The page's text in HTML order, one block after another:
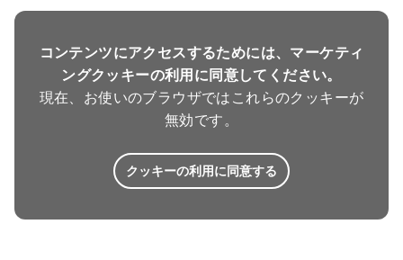
コンテンツにアクセスするためには、マーケティ
ングクッキーの利用に同意してください。
現在、お使いのブラウザではこれらのクッキーが
無効です。
クッキーの利用に同意する